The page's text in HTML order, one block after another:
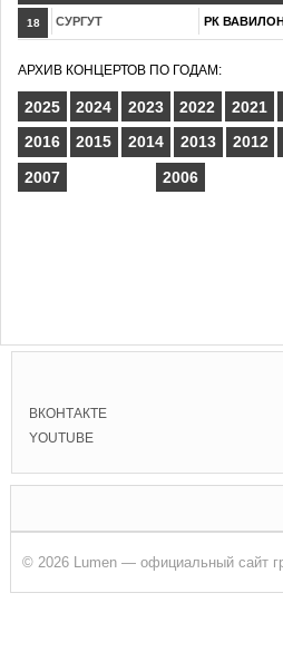
18 СУРГУТ РК
АРХИВ КОНЦЕРТОВ ПО ГОДАМ:
2025 2024 2023 2022 2021
2016
2015 2014 2013 2012
2007
2006
ВКОНТАКТЕ
YOUTUBE
© 2026 Lumen — официальный сайт